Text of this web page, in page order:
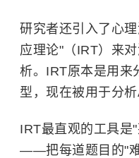
研究者还引入了心
应理论"（IRT）来
析。IRT原本是用来
型，现在被用于分析
IRT最直观的工具是
——把每道题目的"